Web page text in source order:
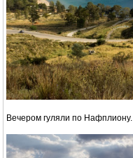
Вечером гуляли по Нафплиону.